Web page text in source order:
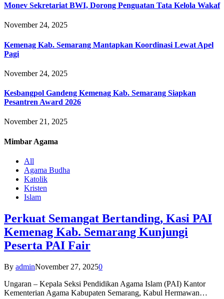
Monev Sekretariat BWI, Dorong Penguatan Tata Kelola Wakaf
November 24, 2025
Kemenag Kab. Semarang Mantapkan Koordinasi Lewat Apel
Pagi
November 24, 2025
Kesbangpol Gandeng Kemenag Kab. Semarang Siapkan
Pesantren Award 2026
November 21, 2025
Mimbar Agama
All
Agama Budha
Katolik
Kristen
Islam
Perkuat Semangat Bertanding, Kasi PAI
Kemenag Kab. Semarang Kunjungi
Peserta PAI Fair
By adminNovember 27, 20250
Ungaran – Kepala Seksi Pendidikan Agama Islam (PAI) Kantor
Kementerian Agama Kabupaten Semarang, Kabul Hermawan…